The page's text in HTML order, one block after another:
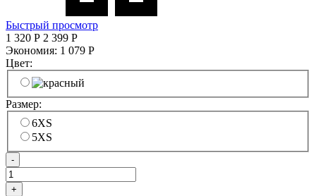
Быстрый просмотр
1 320 Р 2 399 Р
Экономия: 1 079 Р
Цвет:
Размер:
6XS
5XS
-
+